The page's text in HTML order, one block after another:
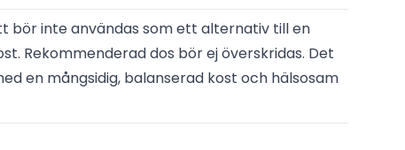
bör inte användas som ett alternativ till en
Rekommenderad dos bör ej överskridas. Det
en mångsidig, balanserad kost och hälsosam